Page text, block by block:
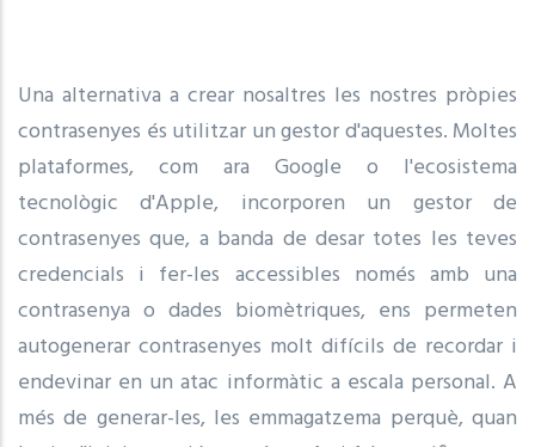
Una alternativa a crear nosaltres les nostres pròpies
contrasenyes és utilitzar un gestor d'aquestes. Moltes
plataformes, com ara Google o l'ecosistema
tecnològic d'Apple, incorporen un gestor de
contrasenyes que, a banda de desar totes les teves
credencials i fer-les accessibles només amb una
contrasenya o dades biomètriques, ens permeten
autogenerar contrasenyes molt difícils de recordar i
endevinar en un atac informàtic a escala personal. A
més de generar-les, les emmagatzema perquè, quan